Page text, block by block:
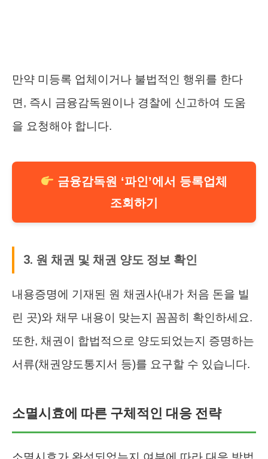
만약 미등록 업체이거나 불법적인 행위를 한다
면, 즉시 금융감독원이나 경찰에 신고하여 도움
을 요청해야 합니다.
금융감독원 ‘파인’에서 등록업체
조회하기
3. 원 채권 및 채권 양도 정보 확인
내용증명에 기재된 원 채권사(내가 처음 돈을 빌
린 곳)와 채무 내용이 맞는지 꼼꼼히 확인하세요.
또한, 채권이 합법적으로 양도되었는지 증명하는
서류(채권양도통지서 등)를 요구할 수 있습니다.
소멸시효에 따른 구체적인 대응 전략